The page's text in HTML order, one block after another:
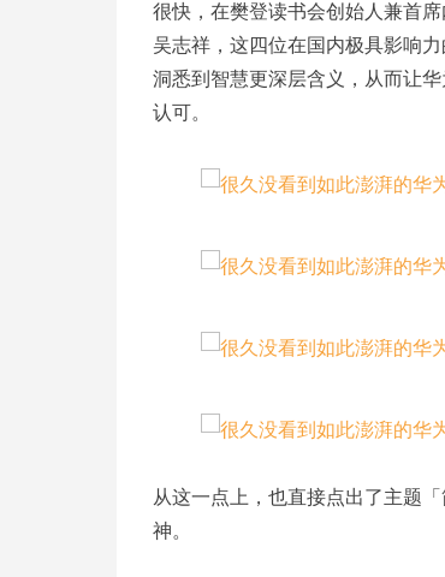
很快，在樊登读书会创始人兼首
吴志祥，这四位在国内极具影响
洞悉到智慧更深层含义，从而让
认可。
从这一点上，也直接点出了主题
神。